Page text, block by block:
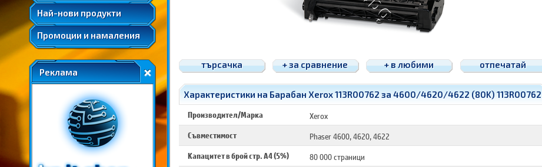
Най-нови продукти
Промоции и намаления
Реклама
търсачка + за сравнение + в любими отпечатай
Характеристики на Барабан Xerox 113R00762 за 4600/4620/4622 (80K) 113R00762
Производител/Марка
Xerox
Съвместимост
Phaser 4600, 4620, 4622
Капацитет в брой стр. A4 (5%)
80 000 страници